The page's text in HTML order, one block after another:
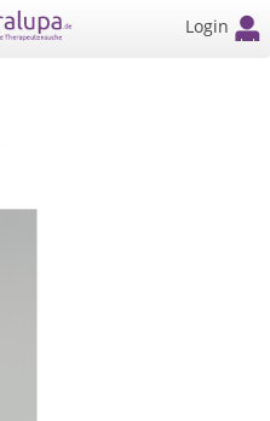
Login